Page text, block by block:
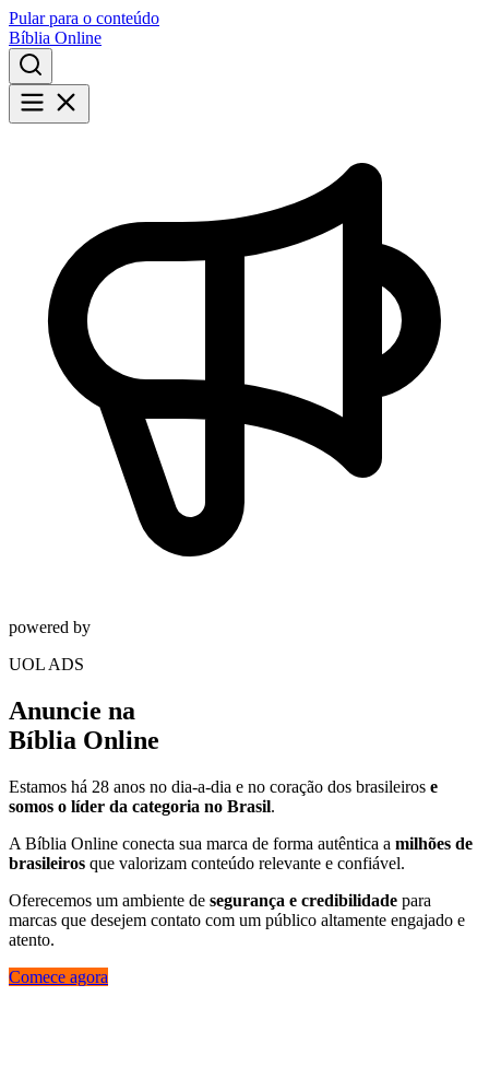
Pular para o conteúdo
Bíblia Online
powered by
UOL ADS
Anuncie na
Bíblia Online
Estamos há 28 anos no dia-a-dia e no coração dos brasileiros e
somos o líder da categoria no Brasil.
A Bíblia Online conecta sua marca de forma autêntica a milhões de
brasileiros que valorizam conteúdo relevante e confiável.
Oferecemos um ambiente de segurança e credibilidade para
marcas que desejem contato com um público altamente engajado e
atento.
Comece agora